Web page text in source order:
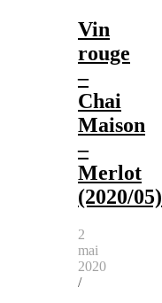
Vin
rouge
–
Chai
Maison
–
Merlot
(2020/05)
2
mai
2020
/